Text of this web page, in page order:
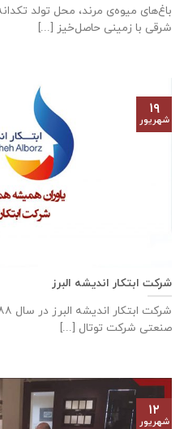
باغ‌های میوه‌ی مرند، محل تولد
شرقی با زمینی حاصل‌خیز [...]
شرکت ابتکار اندیشه البرز
صنعتی شركت توتال [...]
۱۹
شهریور
۱۲
شهریور